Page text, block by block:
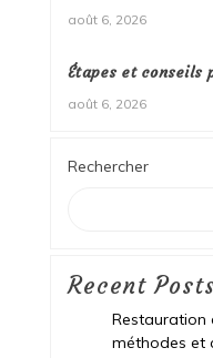
août 6, 2026
Étapes et conseils
août 6, 2026
Rechercher
Recent
Restauration
méthodes et